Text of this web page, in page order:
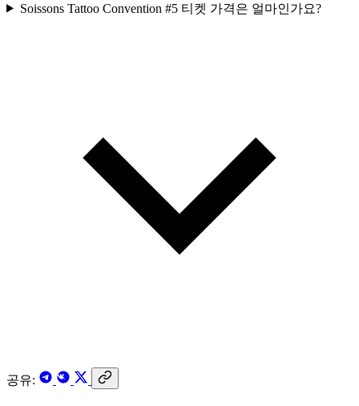
Soissons Tattoo Convention #5 티켓 가격은 얼마인가요?
공유: